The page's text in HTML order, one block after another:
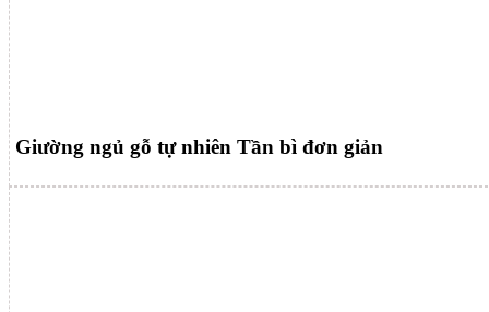
Giường ngủ gỗ tự nhiên Tần bì đơn giản